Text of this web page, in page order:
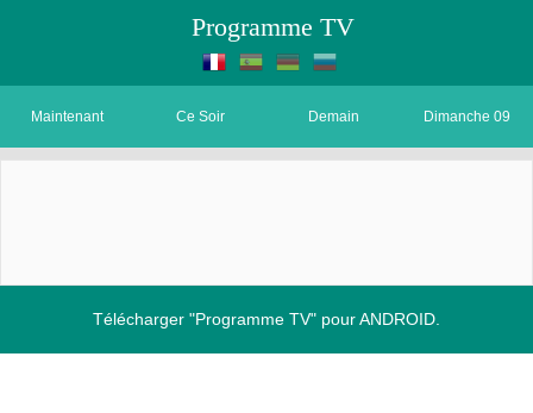
Programme TV
Maintenant Ce Soir Demain Dimanche 09
Télécharger "Programme TV" pour ANDROID.